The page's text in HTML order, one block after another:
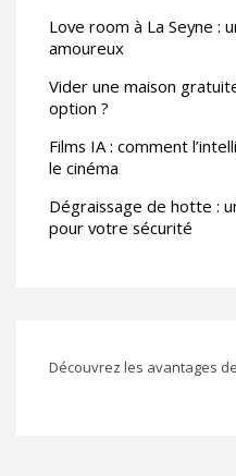
Love room à La Seyne :
amoureux
Vider une maison
option ?
Films IA : comment
le cinéma
Dégraissage de hotte :
pour votre sécurité
Découvrez les avantages